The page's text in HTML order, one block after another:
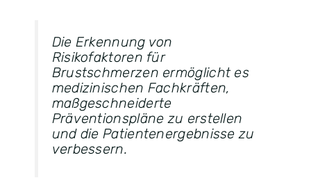
Die Erkennung von
Risikofaktoren für
Brustschmerzen ermöglicht es
medizinischen Fachkräften,
maßgeschneiderte
Präventionspläne zu erstellen
und die Patientenergebnisse zu
verbessern.